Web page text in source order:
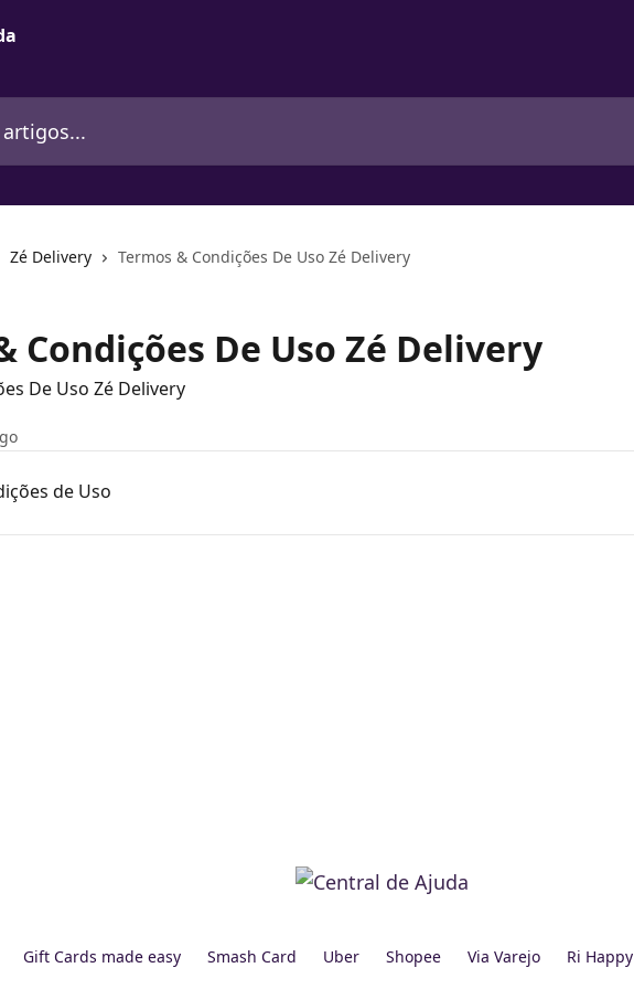
Zé Delivery Termos & Condições De Uso Zé Delivery
Condições De Uso Zé Delivery
De Uso Zé Delivery
de Uso
Gift Cards made easy Smash Card Uber Shopee Via Varejo Ri Happy